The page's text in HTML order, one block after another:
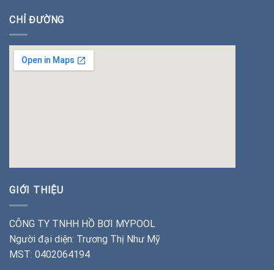
CHỈ ĐƯỜNG
GIỚI THIỆU
CÔNG TY TNHH HỒ BƠI MYPOOL
Người đại diện: Trương Thị Như Mỹ
MST: 0402064194